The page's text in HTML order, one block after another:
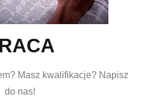
Masz kwalifikacje? Napisz
do nas!